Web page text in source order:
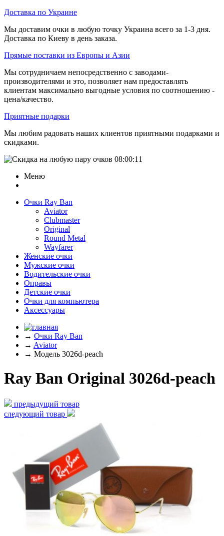
Доставка по Украине
Мы доставим очки в любую точку Украина всего за 1-3 дня.
Доставка по Киеву в день заказа.
Прямые поставки из Европы и Азии
Мы сотрудничаем непосредственно с заводами-
производителями и это, позволяет нам предоставлять
клиентам максимально выгодные условия по соотношению -
цена/качество.
Приятные подарки
Мы любим радовать наших клиентов приятными подарками и
скидками.
08:00:11
Меню
Очки Ray Ban
Aviator
Clubmaster
Original
Round Metal
Wayfarer
Женские очки
Мужские очки
Водительские очки
Оправы
Детские очки
Очки для компьютера
Аксессуары
→ Очки Ray Ban
→ Aviator
→ Модель 3026d-peach
Ray Ban Original 3026d-peach
предыдущий товар
следующий товар